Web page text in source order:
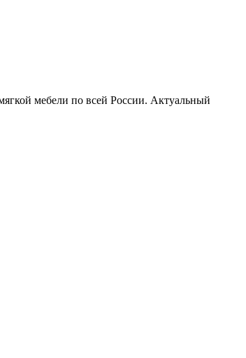
мебели по всей России. Актуальный